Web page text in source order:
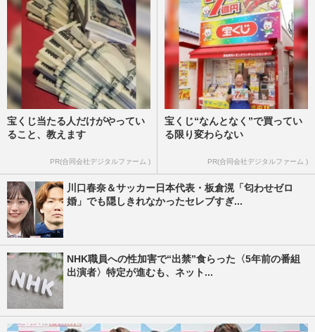
宝くじ当たる人だけがやってい
ること、教えます
PR(合同会社デジタルファーム )
宝くじ“なんとなく”で買ってい
る限り変わらない
PR(合同会社デジタルファーム )
川口春奈＆サッカー日本代表・板倉滉「匂わせゼロ
婚」でも隠しきれなかったセレブすぎ...
NHK職員への性加害で“出禁”食らった〈5年前の番組
出演者〉特定が進むも、ネット...